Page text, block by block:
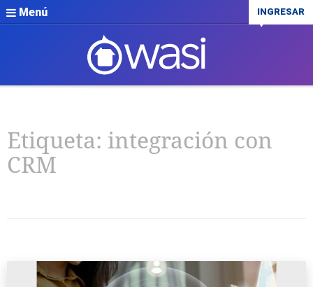
Menú INGRESAR
Etiqueta: integración con
CRM